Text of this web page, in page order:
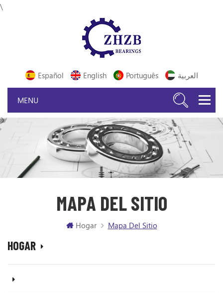
\
Español English Português العربية
MAPA DEL SITIO
Hogar Mapa Del Sitio
HOGAR